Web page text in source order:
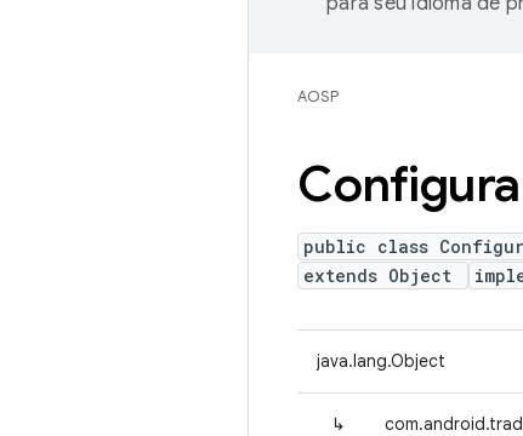
AOSP
public class
extends Object
java.lang.Object
↳